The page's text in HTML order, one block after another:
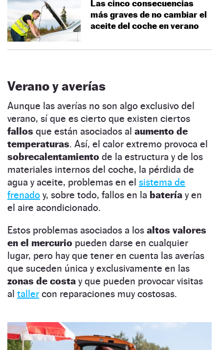
Las cinco consecuencias
más graves de no cambiar el
aceite del coche en verano
Verano y averías
Aunque las averías no son algo exclusivo del
verano, sí que es cierto que existen ciertos
fallos que están asociados al aumento de
temperaturas. Así, el calor extremo provoca el
sobrecalentamiento de la estructura y de los
materiales internos del coche, la pérdida de
agua y aceite, problemas en el sistema de
frenado y, sobre todo, fallos en la batería y en
el aire acondicionado.
Estos problemas asociados a los altos valores
en el mercurio pueden darse en cualquier
lugar, pero hay que tener en cuenta las averías
que suceden única y exclusivamente en las
zonas de costa y que pueden provocar visitas
al taller con reparaciones muy costosas.